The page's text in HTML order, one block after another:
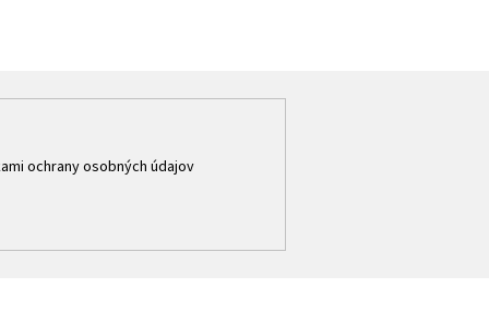
ochrany osobných údajov